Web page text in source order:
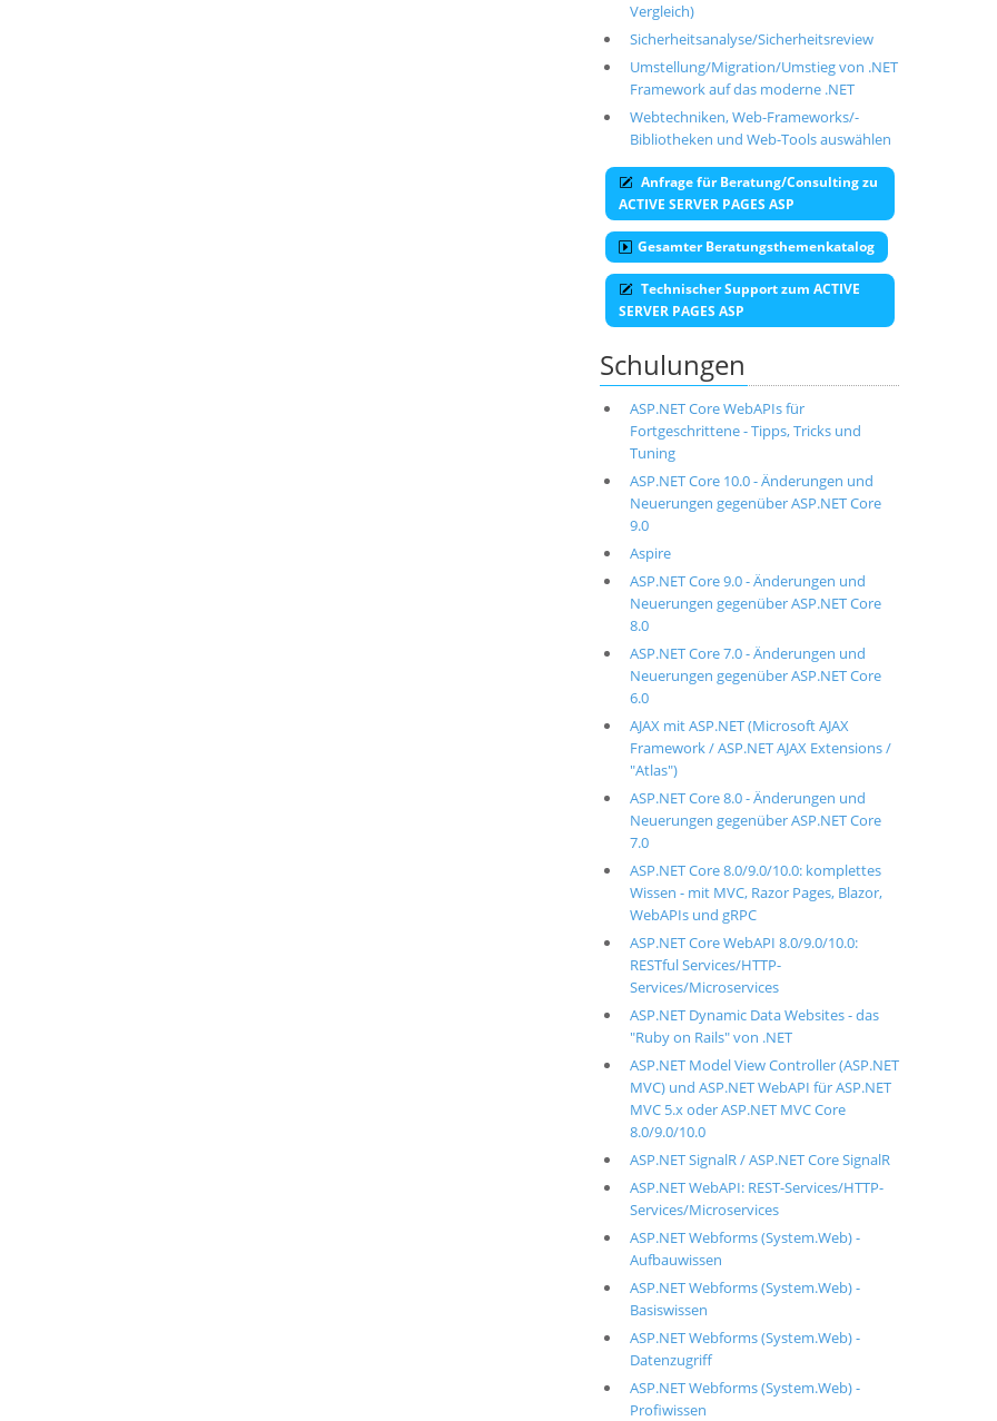
Vergleich)
Sicherheitsanalyse/Sicherheitsreview
Umstellung/Migration/Umstieg von .NET
Framework auf das moderne .NET
Webtechniken, Web-Frameworks/-
Bibliotheken und Web-Tools auswählen
Anfrage für Beratung/Consulting zu
ACTIVE SERVER PAGES ASP
Gesamter Beratungsthemenkatalog
Technischer Support zum ACTIVE
SERVER PAGES ASP
Schulungen
ASP.NET Core WebAPIs für
Fortgeschrittene - Tipps, Tricks und
Tuning
ASP.NET Core 10.0 - Änderungen und
Neuerungen gegenüber ASP.NET Core
9.0
Aspire
ASP.NET Core 9.0 - Änderungen und
Neuerungen gegenüber ASP.NET Core
8.0
ASP.NET Core 7.0 - Änderungen und
Neuerungen gegenüber ASP.NET Core
6.0
AJAX mit ASP.NET (Microsoft AJAX
Framework / ASP.NET AJAX Extensions /
"Atlas")
ASP.NET Core 8.0 - Änderungen und
Neuerungen gegenüber ASP.NET Core
7.0
ASP.NET Core 8.0/9.0/10.0: komplettes
Wissen - mit MVC, Razor Pages, Blazor,
WebAPIs und gRPC
ASP.NET Core WebAPI 8.0/9.0/10.0:
RESTful Services/HTTP-
Services/Microservices
ASP.NET Dynamic Data Websites - das
"Ruby on Rails" von .NET
ASP.NET Model View Controller (ASP.NET
MVC) und ASP.NET WebAPI für ASP.NET
MVC 5.x oder ASP.NET MVC Core
8.0/9.0/10.0
ASP.NET SignalR / ASP.NET Core SignalR
ASP.NET WebAPI: REST-Services/HTTP-
Services/Microservices
ASP.NET Webforms (System.Web) -
Aufbauwissen
ASP.NET Webforms (System.Web) -
Basiswissen
ASP.NET Webforms (System.Web) -
Datenzugriff
ASP.NET Webforms (System.Web) -
Profiwissen